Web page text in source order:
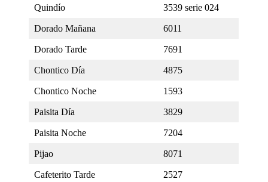
Quindío 3539 serie 024
Dorado Mañana 6011
Dorado Tarde 7691
Chontico Día 4875
Chontico Noche 1593
Paisita Día 3829
Paisita Noche 7204
Pijao 8071
Cafeterito Tarde 2527